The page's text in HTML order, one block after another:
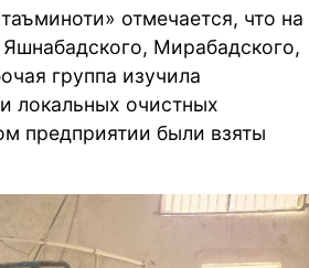
отмечается, что на
Мирабадского,
группа изучила
локальных очистных
предприятии были взяты